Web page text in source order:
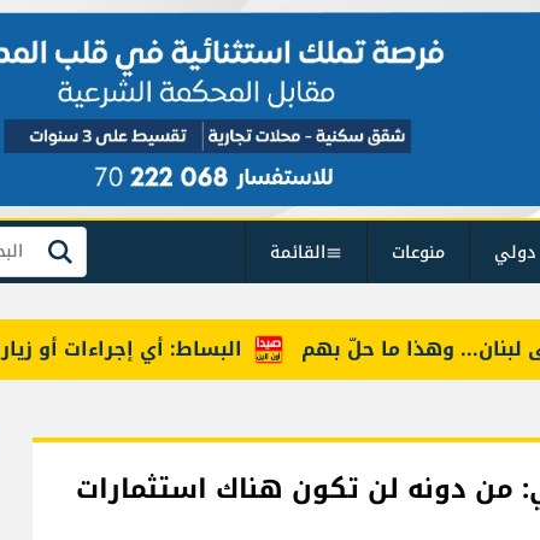
منوعات القائمة بحث
البساط: أي إجراءات أو وهذا ما حلّ بهم
من دونه لن تكون هناك استثمارات